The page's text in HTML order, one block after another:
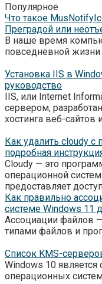
Популярное
Что такое
Преградой или
В наше время
повседневной
Установка IIS в
руководство
IIS, или Internet
сервером,
хостинга веб-сайтов
Как удалить cloudy с
подробная
Cloudy — это
операционной
предоставляет
Как правильно
системе Windows 11
Ассоциации файлов
типами файлов и
Список KMS-
Windows 10
операционных